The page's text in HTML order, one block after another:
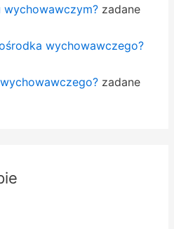
wychowawczym?zadane
wychowawczego?
zadane